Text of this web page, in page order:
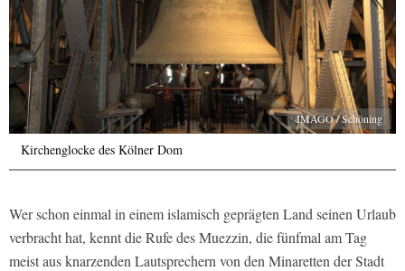
IMAGO / Schöning
Kirchenglocke des Kölner Dom
Wer schon einmal in einem islamisch geprägten Land seinen Urlaub
verbracht hat, kennt die Rufe des Muezzin, die fünfmal am Tag
meist aus knarzenden Lautsprechern von den Minaretten der Stadt